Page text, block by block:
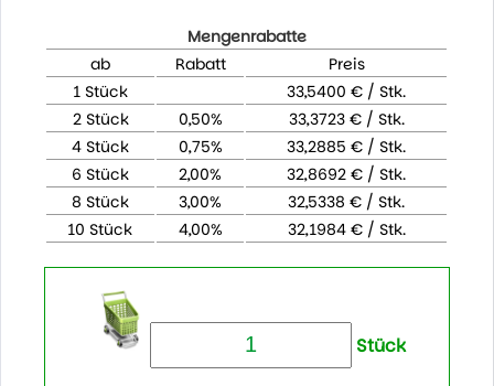
Mengenrabatte
ab
Rabatt
Preis
1 Stück
33,5400 € / Stk.
2 Stück
0,50%
33,3723 € / Stk.
4 Stück
0,75%
33,2885 € / Stk.
6 Stück
2,00%
32,8692 € / Stk.
8 Stück
3,00%
32,5338 € / Stk.
10 Stück
4,00% 32,1984 € / Stk.
Stück